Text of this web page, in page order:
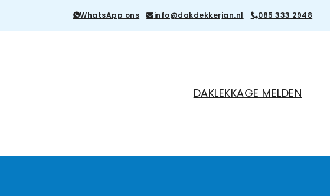
WhatsApp ons info@dakdekkerjan.nl 085 333 2948
DAKLEKKAGE MELDEN